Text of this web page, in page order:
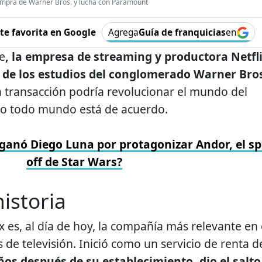
de Warner Bros. y lucha con Paramount
favorita en Google AgregaGuía de franquiciasen
, la empresa de streaming y productora
los estudios del conglomerado Warner
podría revolucionar el mundo del
todo mundo está de acuerdo.
Diego Luna por protagonizar Andor, el
off de Star Wars?
es, al día de hoy, la compañía más relevante en
de televisión. Inició como un servicio de renta